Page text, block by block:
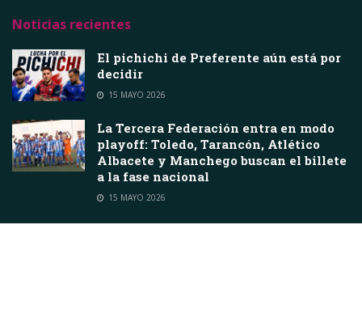
Noticias recientes
El pichichi de Preferente aún está por
decidir
15 MAYO 2026
La Tercera Federación entra en modo
playoff: Toledo, Tarancón, Atlético
Albacete y Manchego buscan el billete
a la fase nacional
15 MAYO 2026